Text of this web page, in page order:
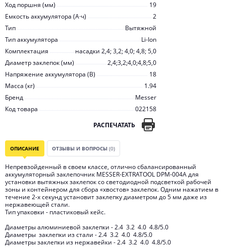
Ход поршня (мм)
19
Емкость аккумулятора (А·ч)
2
Тип
Вытяжной
Тип аккумулятора
Li-Ion
Комплектация
насадки 2,4; 3,2; 4,0; 4,8; 5,0
Диаметр заклепок (мм)
2,4;3,2;4,0;4,8;5,0
Напряжение аккумулятора (В)
18
Масса (кг)
1.94
Бренд
Messer
Код товара
022158
РАСПЕЧАТАТЬ
ОПИСАНИЕ ОТЗЫВЫ И ВОПРОСЫ (0)
Непревзойденный в своем классе, отлично сбалансированный
аккумуляторный заклепочник MESSER-EXTRATOOL DPM-004A для
установки вытяжных заклепок со светодиодной подсветкой рабочей
зоны и контейнером для сбора «хвостов» заклепок. Одним нажатием в
течение 2-х секунд установит заклепку диаметром до 5 мм даже из
нержавеющей стали.
Тип упаковки - пластиковый кейс.
Диаметры алюминиевой заклепки - 2.4 3.2 4.0 4.8/5.0
Диаметры заклепки из стали - 2.4 3.2 4.0 4.8/5.0
Диаметры заклепки из нержавейки - 2.4 3.2 4.0 4.8/5.0